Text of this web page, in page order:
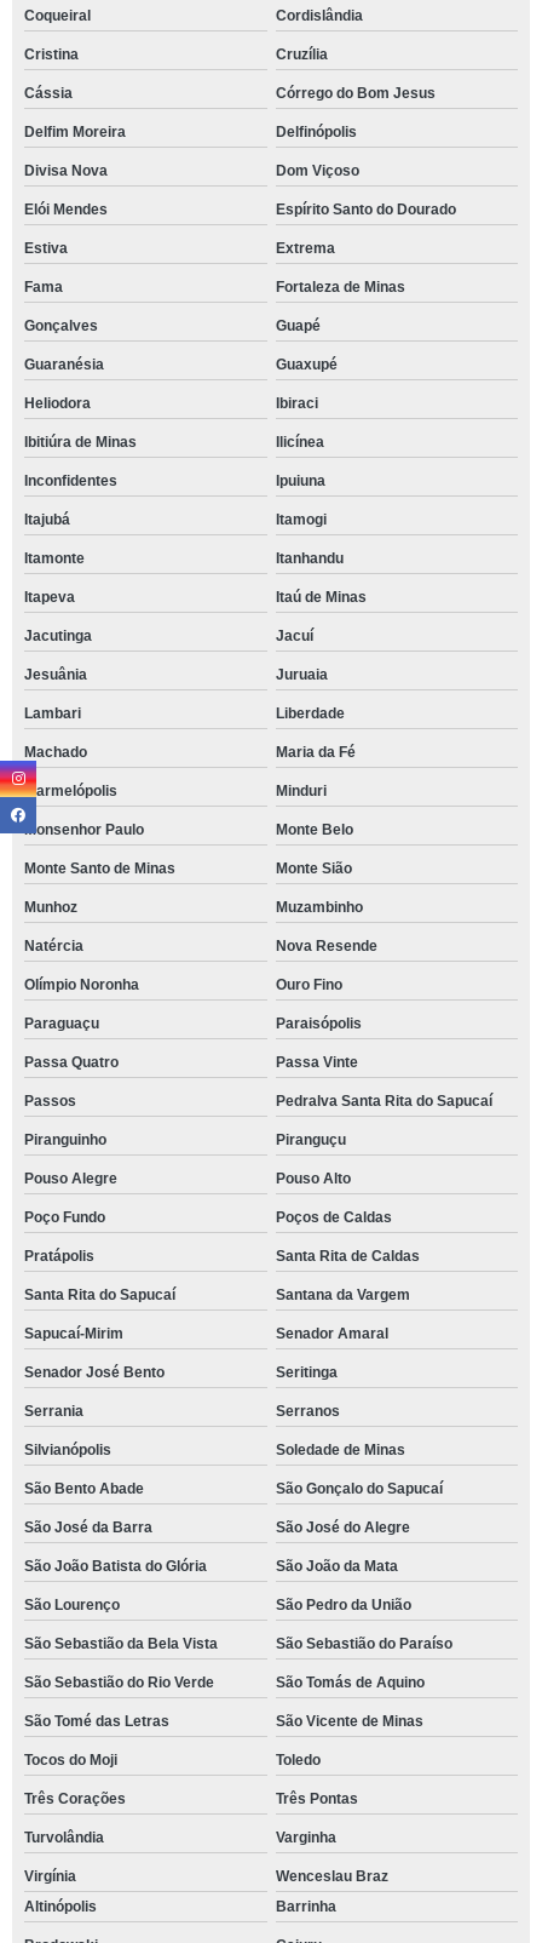
Coqueiral Cordislândia
Cristina Cruzília
Cássia Córrego do Bom Jesus
Delfim Moreira Delfinópolis
Divisa Nova Dom Viçoso
Elói Mendes Espírito Santo do Dourado
Estiva Extrema
Fama Fortaleza de Minas
Gonçalves Guapé
Guaranésia Guaxupé
Heliodora Ibiraci
Ibitiúra de Minas Ilicínea
Inconfidentes Ipuiuna
Itajubá Itamogi
Itamonte Itanhandu
Itapeva Itaú de Minas
Jacutinga Jacuí
Jesuânia Juruaia
Lambari Liberdade
Machado Maria da Fé
Marmelópolis Minduri
Monsenhor Paulo Monte Belo
Monte Santo de Minas Monte Sião
Munhoz Muzambinho
Natércia Nova Resende
Olímpio Noronha Ouro Fino
Paraguaçu Paraisópolis
Passa Quatro Passa Vinte
Passos Pedralva Santa Rita do Sapucaí
Piranguinho Piranguçu
Pouso Alegre Pouso Alto
Poço Fundo Poços de Caldas
Pratápolis Santa Rita de Caldas
Santa Rita do Sapucaí Santana da Vargem
Sapucaí-Mirim Senador Amaral
Senador José Bento Seritinga
Serrania Serranos
Silvianópolis Soledade de Minas
São Bento Abade São Gonçalo do Sapucaí
São José da Barra São José do Alegre
São João Batista do Glória São João da Mata
São Lourenço São Pedro da União
São Sebastião da Bela Vista São Sebastião do Paraíso
São Sebastião do Rio Verde São Tomás de Aquino
São Tomé das Letras São Vicente de Minas
Tocos do Moji Toledo
Três Corações Três Pontas
Turvolândia Varginha
Virgínia
Wenceslau Braz
Altinópolis
Barrinha